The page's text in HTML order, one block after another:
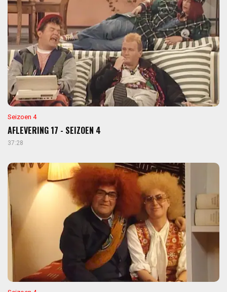
Seizoen 4
AFLEVERING 17 - SEIZOEN 4
37:28